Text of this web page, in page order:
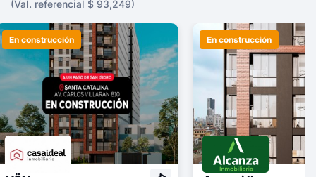
(Val. referencial $ 93,249)
En construcción En construcción